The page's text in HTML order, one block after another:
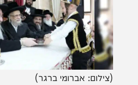
(צילום: אברומי ברגר)